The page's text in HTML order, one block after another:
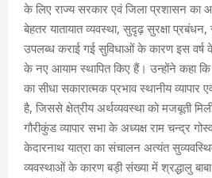
के लिए राज्य सरकार एवं जिला प्रशासन का
बेहतर यातायात व्यवस्था, सुदृढ़ सुरक्षा
उपलब्ध कराई गई सुविधाओं के कारण इस वर्ष
के नए आयाम स्थापित किए हैं। उन्होंने कहा
का सीधा सकारात्मक प्रभाव स्थानीय व्यापार
है, जिससे क्षेत्रीय अर्थव्यवस्था को मजबूती
गौरीकुंड व्यापार सभा के अध्यक्ष राम चन्द्र
केदारनाथ यात्रा का संचालन अत्यंत
व्यवस्थाओं के कारण बड़ी संख्या में श्रद्धालु